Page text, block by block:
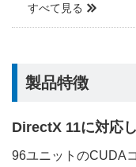
すべて見る
製品特徴
DirectX 11に対応
96ユニットのCUDA